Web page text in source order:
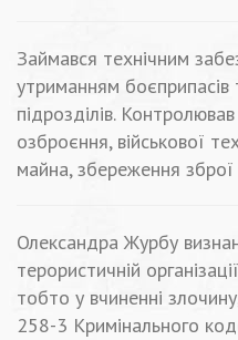
Займався технічним
утриманням
підрозділів.
озброєння, військової
майна, збереження
Олександра Журбу
терористичній
тобто у вчиненні
258-3 Кримінального